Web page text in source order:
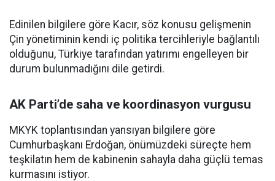
Edinilen bilgilere göre Kacır, söz konusu gelişmenin
Çin yönetiminin kendi iç politika tercihleriyle bağlantılı
olduğunu, Türkiye tarafından yatırımı engelleyen bir
durum bulunmadığını dile getirdi.
AK Parti’de saha ve koordinasyon vurgusu
MKYK toplantısından yansıyan bilgilere göre
Cumhurbaşkanı Erdoğan, önümüzdeki süreçte hem
teşkilatın hem de kabinenin sahayla daha güçlü temas
kurmasını istiyor.